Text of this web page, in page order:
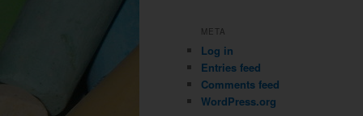
META
Log in
Entries feed
Comments feed
WordPress.org